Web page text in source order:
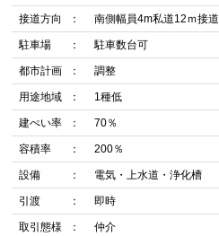
接道方向 南側幅員4m私道12ｍ接道
駐車場 駐車数台可
都市計画 調整
用途地域 1種低
建ぺい率 70％
容積率 200％
設備 電気・上水道・浄化槽
引渡 即時
取引態様 仲介